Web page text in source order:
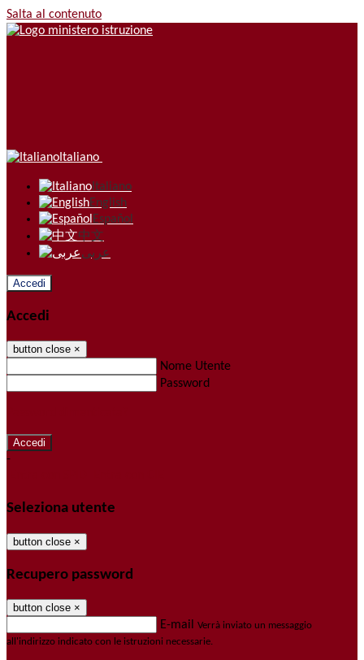
Salta al contenuto
Italiano
Italiano
English
Español
中文
عربى
Accedi
Accedi
button close ×
Nome Utente
Password
-
Seleziona utente
button close ×
Recupero password
button close ×
E-mail Verrà inviato un messaggio
all'indirizzo indicato con le istruzioni necessarie.